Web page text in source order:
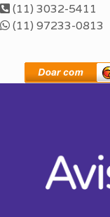
(11) 3032-5411
(11) 97233-0813